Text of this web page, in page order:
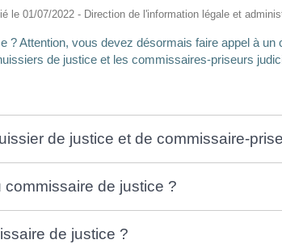
le 01/07/2022 - Direction de l'information légale et
? Attention, vous devez désormais faire appel à
de justice et les commissaires-priseurs
de justice et de commissaire-
de justice ?
de justice ?